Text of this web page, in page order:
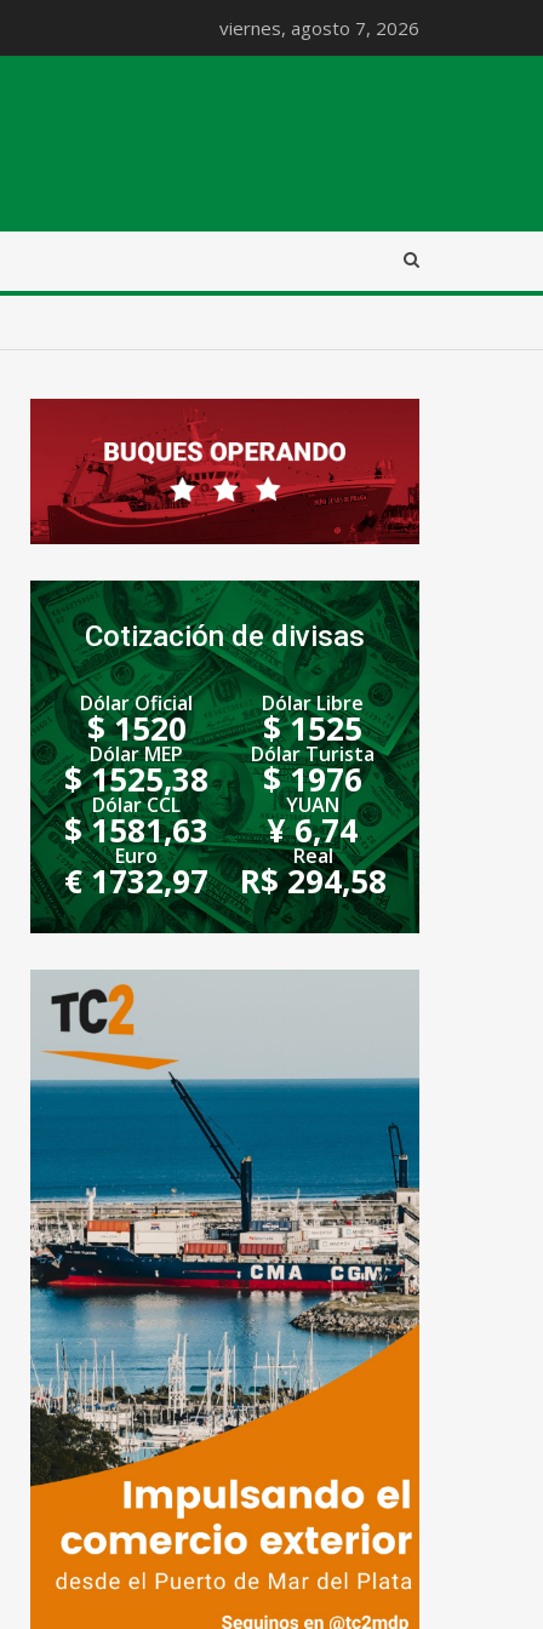
viernes, agosto 7, 2026
Cotización de divisas
Dólar Oficial
$ 1520
Dólar Libre
$ 1525
Dólar MEP
$ 1525,38
Dólar Turista
$ 1976
Dólar CCL
$ 1581,63
YUAN
¥ 6,74
Euro
€ 1732,97
Real
R$ 294,58